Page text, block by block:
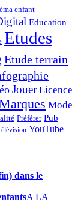
enfant
Education
Etudes
Etude terrain
Jouer Licence
Mode
Préférer Pub
YouTube
dans le
A LA